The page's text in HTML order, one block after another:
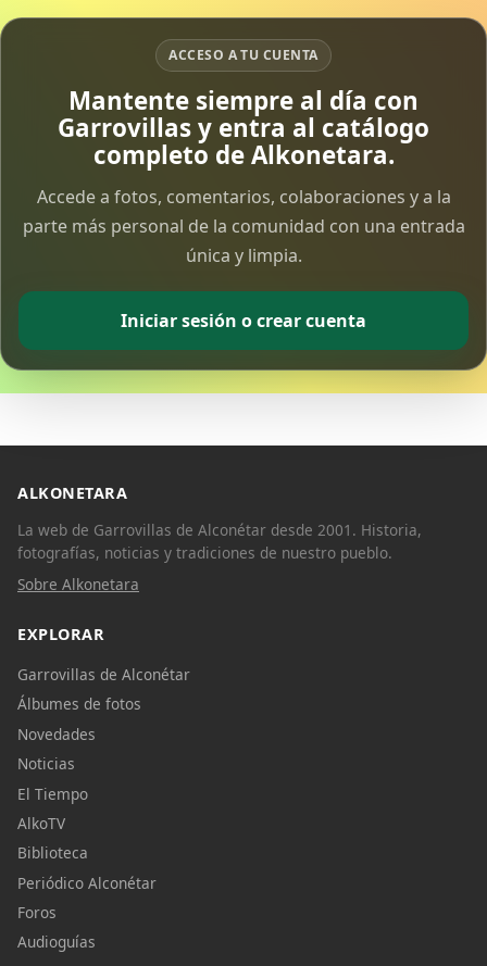
ACCESO A TU CUENTA
Mantente siempre al día con
Garrovillas y entra al catálogo
completo de Alkonetara.
Accede a fotos, comentarios, colaboraciones y a la
parte más personal de la comunidad con una entrada
única y limpia.
Iniciar sesión o crear cuenta
ALKONETARA
La web de Garrovillas de Alconétar desde 2001. Historia,
fotografías, noticias y tradiciones de nuestro pueblo.
Sobre Alkonetara
EXPLORAR
Garrovillas de Alconétar
Álbumes de fotos
Novedades
Noticias
El Tiempo
AlkoTV
Biblioteca
Periódico Alconétar
Foros
Audioguías